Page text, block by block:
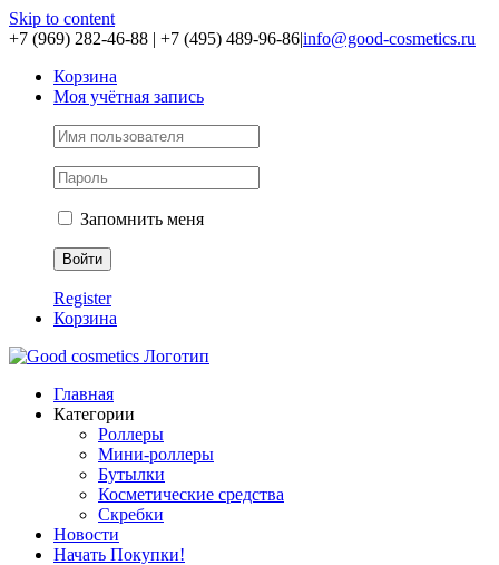
Skip to content
+7 (969) 282-46-88 | +7 (495) 489-96-86|info@good-cosmetics.ru
Корзина
Моя учётная запись
Запомнить меня
Register
Корзина
Главная
Категории
Роллеры
Мини-роллеры
Бутылки
Косметические средства
Скребки
Новости
Начать Покупки!